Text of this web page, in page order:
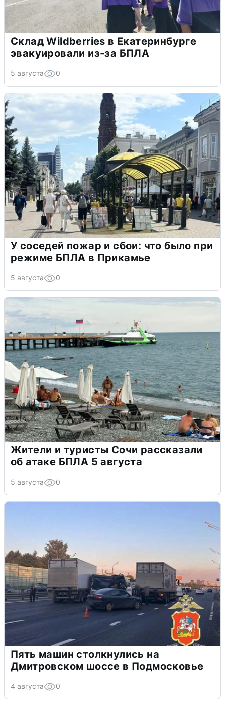
Склад Wildberries в Екатеринбурге
эвакуировали из-за БПЛА
5 августа 0
У соседей пожар и сбои: что было при
режиме БПЛА в Прикамье
5 августа 0
Жители и туристы Сочи рассказали
об атаке БПЛА 5 августа
5 августа 0
Пять машин столкнулись на
Дмитровском шоссе в Подмосковье
4 августа 0